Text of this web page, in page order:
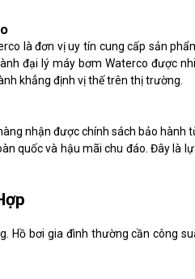
là đơn vị uy tín cung cấp sản
đại lý máy bơm Waterco được
khẳng định vị thế trên thị trường.
nhận được chính sách bảo hành
quốc và hậu mãi chu đáo. Đây là
Hồ bơi gia đình thường cần công